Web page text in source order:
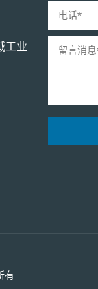
工业
有